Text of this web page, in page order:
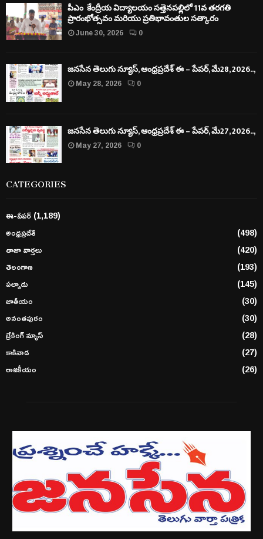
పీఎం కేంద్రీయ విద్యాలయం సత్తెనపల్లిలో 11వ తరగతి
ప్రారంభోత్సవం మరియు ప్రతిభావంతుల సత్కారం
June 30, 2026
0
జనసేన తెలుగు న్యూస్, ఆంధ్రప్రదేశ్ ఈ – పేపర్, మే28, 2026..,
May 28, 2026
0
జనసేన తెలుగు న్యూస్, ఆంధ్రప్రదేశ్ ఈ – పేపర్, మే27, 2026..,
May 27, 2026
0
CATEGORIES
ఈ-పేపర్(1,189)
అంధ్రప్రదేశ్
(498)
తాజా వార్తలు
(420)
తెలంగాణ
(193)
పల్నాడు
(145)
జాతీయం
(30)
అనంతపురం
(30)
బ్రేకింగ్ న్యూస్
(28)
కాకినాడ
(27)
రాజకీయం
(26)